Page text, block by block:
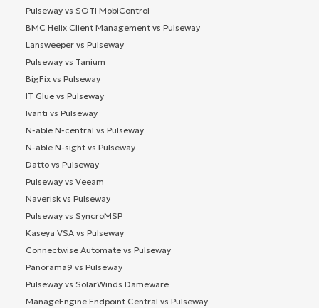
Pulseway vs SOTI MobiControl
BMC Helix Client Management vs Pulseway
Lansweeper vs Pulseway
Pulseway vs Tanium
BigFix vs Pulseway
IT Glue vs Pulseway
Ivanti vs Pulseway
N-able N-central vs Pulseway
N-able N-sight vs Pulseway
Datto vs Pulseway
Pulseway vs Veeam
Naverisk vs Pulseway
Pulseway vs SyncroMSP
Kaseya VSA vs Pulseway
Connectwise Automate vs Pulseway
Panorama9 vs Pulseway
Pulseway vs SolarWinds Dameware
ManageEngine Endpoint Central vs Pulseway